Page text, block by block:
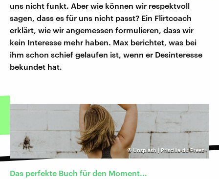
uns nicht funkt. Aber wie können wir respektvoll
sagen, dass es für uns nicht passt? Ein Flirtcoach
erklärt, wie wir angemessen formulieren, dass wir
kein Interesse mehr haben. Max berichtet, was bei
ihm schon schief gelaufen ist, wenn er Desinteresse
bekundet hat.
©Unsplash | Priscilla du Preez
Das perfekte Buch für den Moment...